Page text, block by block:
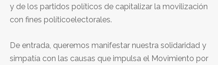
y de los partidos políticos de capitalizar la movilización
con fines políticoelectorales.
De entrada, queremos manifestar nuestra solidaridad y
simpatía con las causas que impulsa el Movimiento por